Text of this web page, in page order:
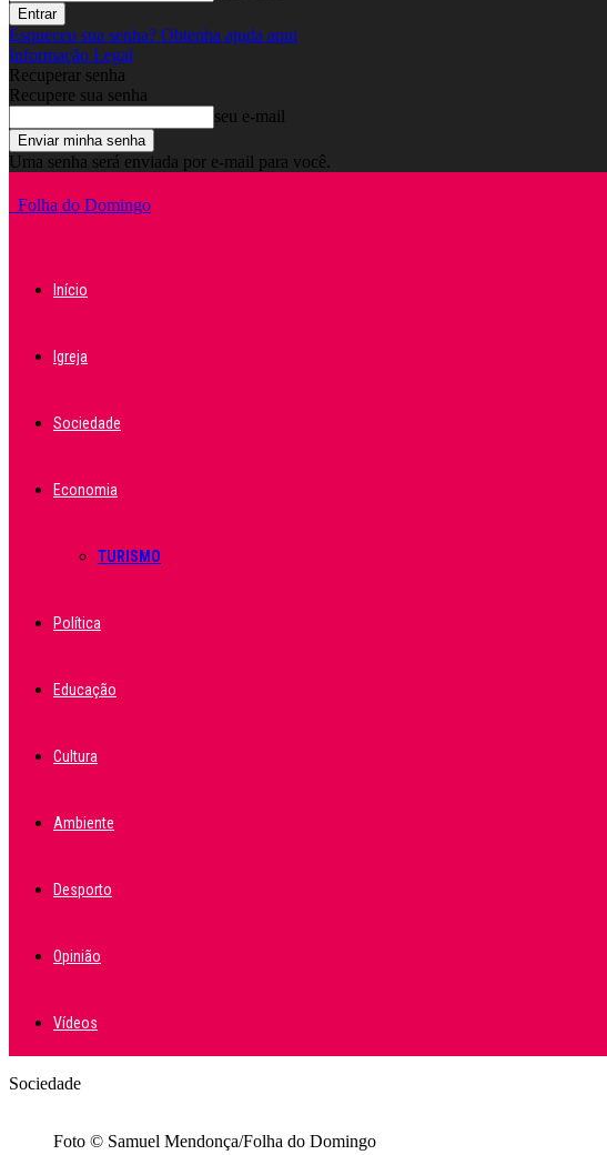
Esqueceu sua senha? Obtenha ajuda aqui
Informação Legal
Recuperar senha
Recupere sua senha
seu e-mail
Uma senha será enviada por e-mail para você.
Folha do Domingo
Início
Igreja
Sociedade
Economia
TURISMO
Política
Educação
Cultura
Ambiente
Desporto
Opinião
Vídeos
Sociedade
Foto © Samuel Mendonça/Folha do Domingo